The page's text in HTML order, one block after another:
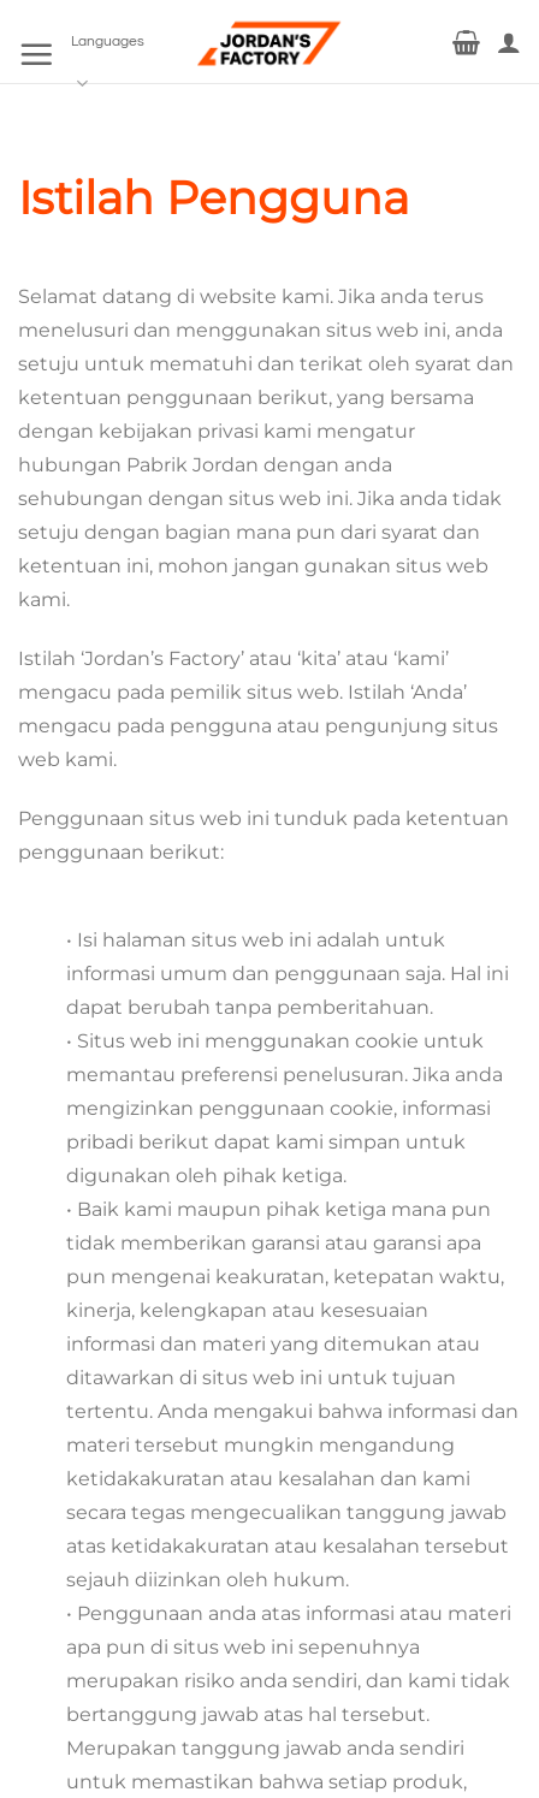
Languages
Istilah Pengguna
Selamat datang di website kami. Jika anda terus
menelusuri dan menggunakan situs web ini, anda
setuju untuk mematuhi dan terikat oleh syarat dan
ketentuan penggunaan berikut, yang bersama
dengan kebijakan privasi kami mengatur
hubungan Pabrik Jordan dengan anda
sehubungan dengan situs web ini. Jika anda tidak
setuju dengan bagian mana pun dari syarat dan
ketentuan ini, mohon jangan gunakan situs web
kami.
Istilah ‘Jordan’s Factory’ atau ‘kita’ atau ‘kami’
mengacu pada pemilik situs web. Istilah ‘Anda’
mengacu pada pengguna atau pengunjung situs
web kami.
Penggunaan situs web ini tunduk pada ketentuan
penggunaan berikut:
• Isi halaman situs web ini adalah untuk
informasi umum dan penggunaan saja. Hal ini
dapat berubah tanpa pemberitahuan.
• Situs web ini menggunakan cookie untuk
memantau preferensi penelusuran. Jika anda
mengizinkan penggunaan cookie, informasi
pribadi berikut dapat kami simpan untuk
digunakan oleh pihak ketiga.
• Baik kami maupun pihak ketiga mana pun
tidak memberikan garansi atau garansi apa
pun mengenai keakuratan, ketepatan waktu,
kinerja, kelengkapan atau kesesuaian
informasi dan materi yang ditemukan atau
ditawarkan di situs web ini untuk tujuan
tertentu. Anda mengakui bahwa informasi dan
materi tersebut mungkin mengandung
ketidakakuratan atau kesalahan dan kami
secara tegas mengecualikan tanggung jawab
atas ketidakakuratan atau kesalahan tersebut
sejauh diizinkan oleh hukum.
• Penggunaan anda atas informasi atau materi
apa pun di situs web ini sepenuhnya
merupakan risiko anda sendiri, dan kami tidak
bertanggung jawab atas hal tersebut.
Merupakan tanggung jawab anda sendiri
untuk memastikan bahwa setiap produk,